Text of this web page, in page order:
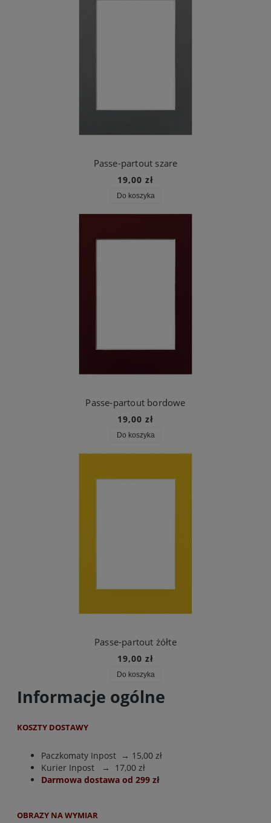
Passe-partout szare
19,00 zł
Do koszyka
Passe-partout bordowe
19,00 zł
Do koszyka
Passe-partout żółte
19,00 zł
Do koszyka
Informacje ogólne
KOSZTY DOSTAWY
Paczkomaty Inpost → 15,00 zł
Kurier Inpost → 17,00 zł
Darmowa dostawa od 299 zł
OBRAZY NA WYMIAR